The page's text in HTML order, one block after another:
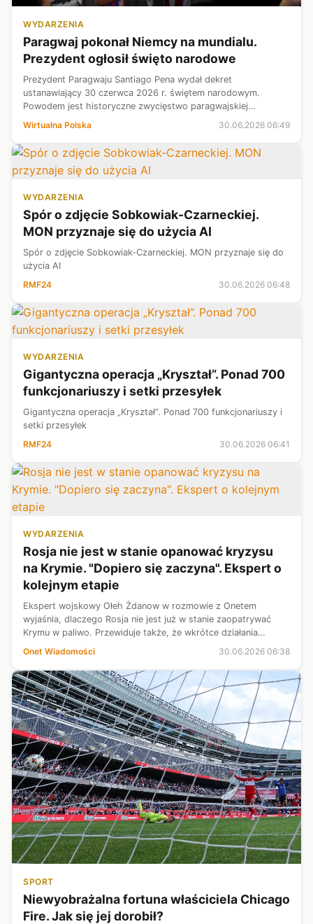
WYDARZENIA
Paragwaj pokonał Niemcy na mundialu.
Prezydent ogłosił święto narodowe
Prezydent Paragwaju Santiago Pena wydał dekret
ustanawiający 30 czerwca 2026 r. świętem narodowym.
Powodem jest historyczne zwycięstwo paragwajskiej
reprezentacji nad Niemcami w 1/16 finału piłkarskich
Wirtualna Polska 30.06.2026 06:49
WYDARZENIA
Spór o zdjęcie Sobkowiak-Czarneckiej.
MON przyznaje się do użycia AI
Spór o zdjęcie Sobkowiak-Czarneckiej. MON przyznaje się do
użycia AI
RMF24
30.06.2026 06:48
WYDARZENIA
Gigantyczna operacja „Kryształ”. Ponad 700
funkcjonariuszy i setki przesyłek
Gigantyczna operacja „Kryształ”. Ponad 700 funkcjonariuszy i
setki przesyłek
RMF24
30.06.2026 06:41
WYDARZENIA
Rosja nie jest w stanie opanować kryzysu
na Krymie. "Dopiero się zaczyna". Ekspert o
kolejnym etapie
Ekspert wojskowy Ołeh Żdanow w rozmowie z Onetem
wyjaśnia, dlaczego Rosja nie jest już w stanie zaopatrywać
Krymu w paliwo. Przewiduje także, że wkrótce działania
Ukrainy doprowadzą do nowego problemu w tej części
Onet Wiadomości 30.06.2026 06:38
SPORT
Niewyobrażalna fortuna właściciela Chicago
Fire. Jak się jej dorobił?